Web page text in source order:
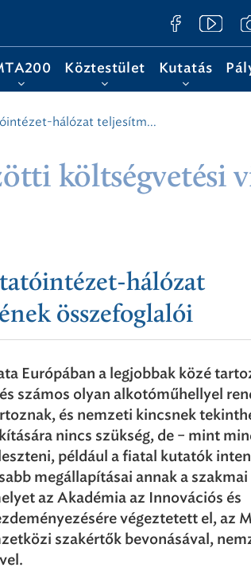
Köztestület Kutatás
hálózat teljesítm...
költségvetési
hálózat
összefoglalói
Európában a legjobbak közé
számos olyan alkotóműhellyel
és nemzeti kincsnek
nincs szükség, de – mint
például a fiatal kutatók
megállapításai annak a szakmai
az Akadémia az Innovációs és
végeztetett el, az
szakértők bevonásával,